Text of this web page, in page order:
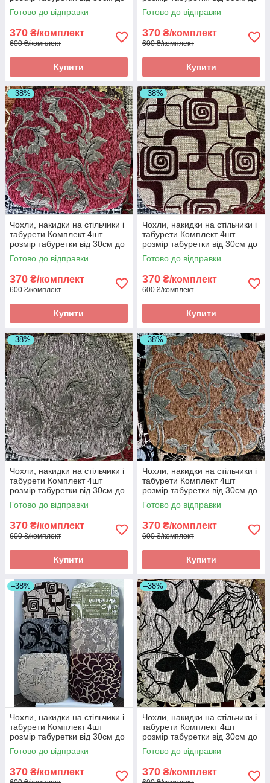
34см. Висока якість
Готово до відправки
370 ₴/комплект
600 ₴/комплект
Купити
34см. Висока якість
Готово до відправки
370 ₴/комплект
600 ₴/комплект
Купити
–38%
Чохли, накидки на стільчики і
табурети Комплект 4шт
розмір табуретки від 30см до
34см. Висока якість
Готово до відправки
370 ₴/комплект
600 ₴/комплект
Купити
–38%
Чохли, накидки на стільчики і
табурети Комплект 4шт
розмір табуретки від 30см до
34см. Висока якість
Готово до відправки
370 ₴/комплект
600 ₴/комплект
Купити
–38%
Чохли, накидки на стільчики і
табурети Комплект 4шт
розмір табуретки від 30см до
34см. Висока якість
Готово до відправки
370 ₴/комплект
600 ₴/комплект
Купити
–38%
Чохли, накидки на стільчики і
табурети Комплект 4шт
розмір табуретки від 30см до
34см. Висока якість
Готово до відправки
370 ₴/комплект
600 ₴/комплект
Купити
–38%
Чохли, накидки на стільчики і
табурети Комплект 4шт
розмір табуретки від 30см до
34см. Висока якість
Готово до відправки
370 ₴/комплект
–38%
Чохли, накидки на стільчики і
табурети Комплект 4шт
розмір табуретки від 30см до
34см. Висока якість
Готово до відправки
370 ₴/комплект